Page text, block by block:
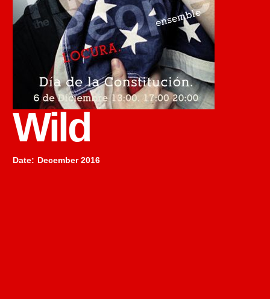
Wild
Date: December 2016